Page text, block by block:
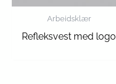
Arbeidsklær
Refleksvest med logo